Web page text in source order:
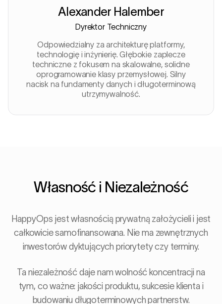
Alexander Halember
Dyrektor Techniczny
Odpowiedzialny za architekturę platformy,
technologię i inżynierię. Głębokie zaplecze
techniczne z fokusem na skalowalne, solidne
oprogramowanie klasy przemysłowej. Silny
nacisk na fundamenty danych i długoterminową
utrzymywalność.
Własność i Niezależność
HappyOps jest własnością prywatną założycieli i jest
całkowicie samofinansowana. Nie ma zewnętrznych
inwestorów dyktujących priorytety czy terminy.
Ta niezależność daje nam wolność koncentracji na
tym, co ważne: jakości produktu, sukcesie klienta i
budowaniu długoterminowych partnerstw.